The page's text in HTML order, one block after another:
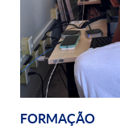
FORMAÇÃO